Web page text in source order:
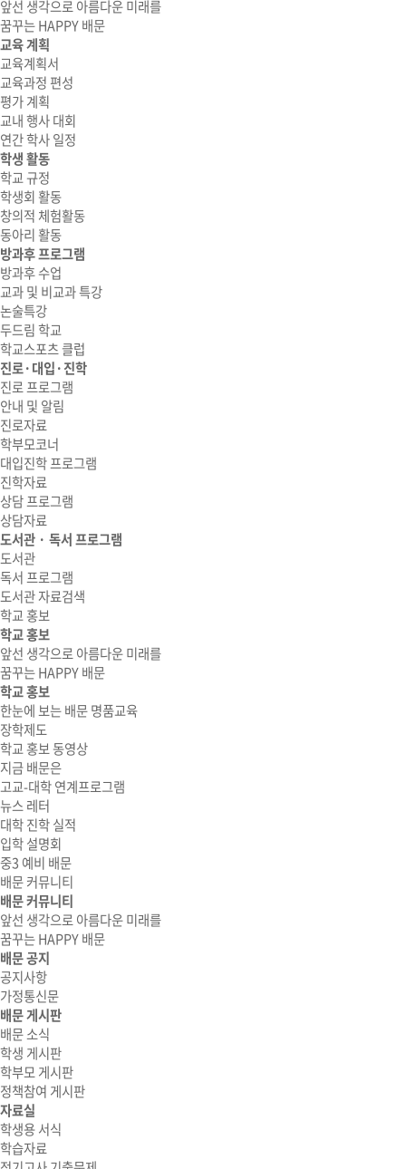
앞선 생각으로 아름다운 미래를
꿈꾸는 HAPPY 배문
교육 계획
교육계획서
교육과정 편성
평가 계획
교내 행사 대회
연간 학사 일정
학생 활동
학교 규정
학생회 활동
창의적 체험활동
동아리 활동
방과후 프로그램
방과후 수업
교과 및 비교과 특강
논술특강
두드림 학교
학교스포츠 클럽
진로·대입·진학
진로 프로그램
안내 및 알림
진로자료
학부모코너
대입진학 프로그램
진학자료
상담 프로그램
상담자료
도서관 · 독서 프로그램
도서관
독서 프로그램
도서관 자료검색
학교 홍보
학교 홍보
앞선 생각으로 아름다운 미래를
꿈꾸는 HAPPY 배문
학교 홍보
한눈에 보는 배문 명품교육
장학제도
학교 홍보 동영상
지금 배문은
고교-대학 연계프로그램
뉴스 레터
대학 진학 실적
입학 설명회
중3 예비 배문
배문 커뮤니티
배문 커뮤니티
앞선 생각으로 아름다운 미래를
꿈꾸는 HAPPY 배문
배문 공지
공지사항
가정통신문
배문 게시판
배문 소식
학생 게시판
학부모 게시판
정책참여 게시판
자료실
학생용 서식
학습자료